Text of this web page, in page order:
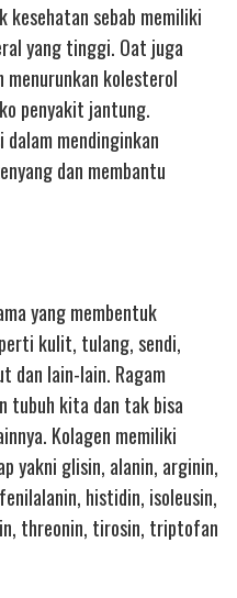
sebab memiliki
yang tinggi. Oat juga
menurunkan kolesterol
penyakit jantung.
mendinginkan
dan membantu
yang membentuk
kulit, tulang, sendi,
dan lain-lain. Ragam
tubuh kita dan tak bisa
Kolagen memiliki
yakni glisin, alanin, arginin,
histidin, isoleusin,
threonin, tirosin, triptofan